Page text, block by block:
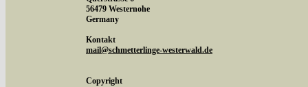
56479 Westernohe
Germany
Kontakt
mail@schmetterlinge-westerwald.de
Copyright